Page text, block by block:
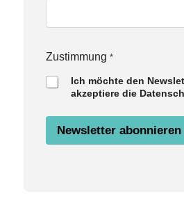
n
E
a
i
Zustimmung *
Ich möchte den
akzeptiere die
Newsletter abonnieren